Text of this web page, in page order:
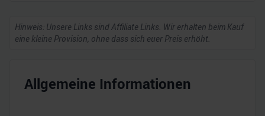
Hinweis: Unsere Links sind Affiliate Links. Wir erhalten beim Kauf
eine kleine Provision, ohne dass sich euer Preis erhöht.
Allgemeine Informationen